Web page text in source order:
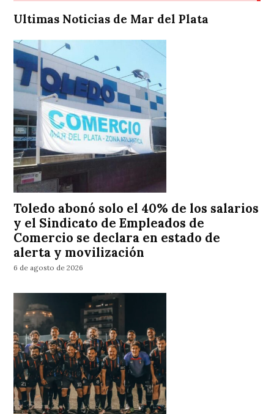
Ultimas Noticias de Mar del Plata
Toledo abonó solo el 40% de los salarios
y el Sindicato de Empleados de
Comercio se declara en estado de
alerta y movilización
6 de agosto de 2026